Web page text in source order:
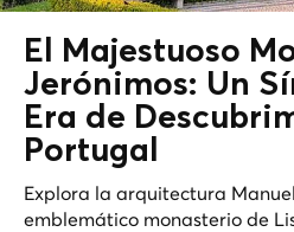
El Majestuoso
Jerónimos: Un
Era de
Portugal
Explora la arquitectura
emblemático monasterio de